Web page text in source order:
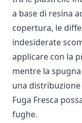
a base di resina
copertura, le
indesiderate
applicare con la
mentre la
una
Fuga Fresca
fughe.